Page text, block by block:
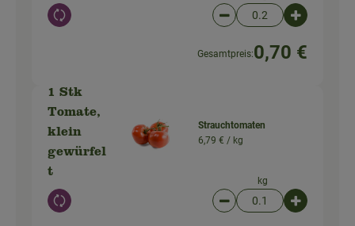
Auswahl ändern Artikelanzahl
Gesamtpreis:0,70 €
1 Stk
Tomate,
klein
gewürfel
t
Auswahl ändern
Strauchtomaten
6,79 € / kg
kg
Artikelanzahl